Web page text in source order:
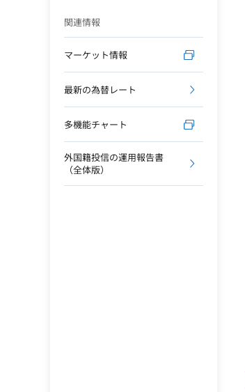
関連情報
マーケット情報
最新の為替レート
多機能チャート
外国籍投信の運用報告書
（全体版）